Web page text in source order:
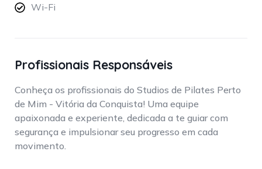
Wi-Fi
Profissionais Responsáveis
Conheça os profissionais do Studios de Pilates Perto
de Mim - Vitória da Conquista! Uma equipe
apaixonada e experiente, dedicada a te guiar com
segurança e impulsionar seu progresso em cada
movimento.